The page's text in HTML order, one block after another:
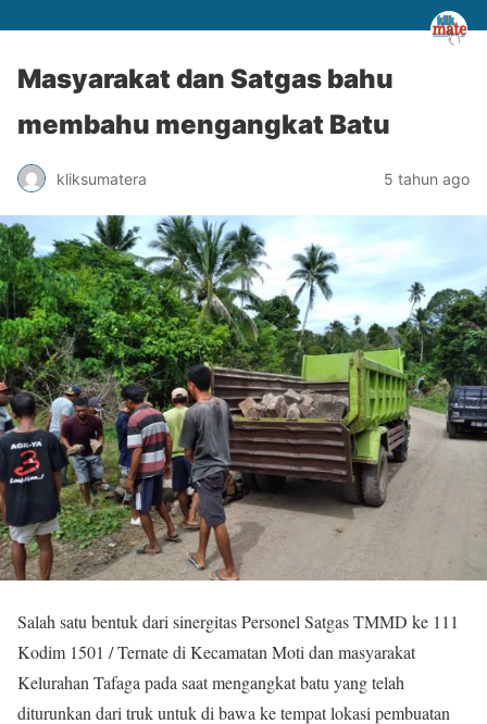
Masyarakat dan Satgas bahu
membahu mengangkat Batu
kliksumatera 5 tahun ago
Salah satu bentuk dari sinergitas Personel Satgas TMMD ke 111
Kodim 1501 / Ternate di Kecamatan Moti dan masyarakat
Kelurahan Tafaga pada saat mengangkat batu yang telah
diturunkan dari truk untuk di bawa ke tempat lokasi pembuatan